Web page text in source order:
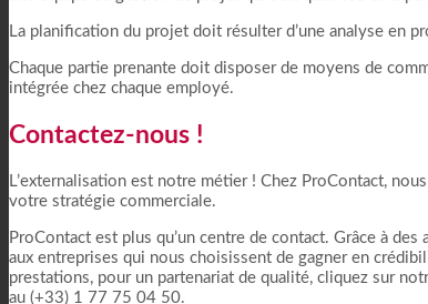
La planification du projet doit résulter d’une analyse en
Chaque partie prenante doit disposer de moyens de
intégrée chez chaque employé.
Contactez-nous !
L’externalisation est notre métier ! Chez ProContact,
votre stratégie commerciale.
ProContact est plus qu’un centre de contact. Grâce à
aux entreprises qui nous choisissent de gagner en
prestations, pour un partenariat de qualité, cliquez sur
au (+33) 1 77 75 04 50.